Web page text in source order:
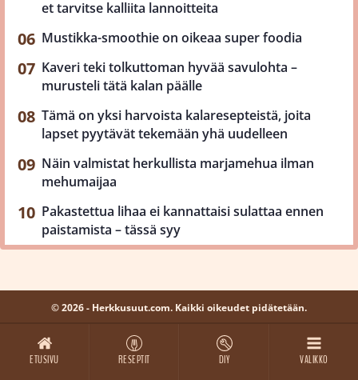
ETUSIVU RESEPTIT DIY VALIKKO
et tarvitse kalliita lannoitteita
Mustikka-smoothie on oikeaa super foodia
Kaveri teki tolkuttoman hyvää savulohta –
murusteli tätä kalan päälle
Tämä on yksi harvoista kalaresepteistä, joita
lapset pyytävät tekemään yhä uudelleen
Näin valmistat herkullista marjamehua ilman
mehumaijaa
Pakastettua lihaa ei kannattaisi sulattaa ennen
paistamista – tässä syy
© 2026 - Herkkusuut.com. Kaikki oikeudet pidätetään.